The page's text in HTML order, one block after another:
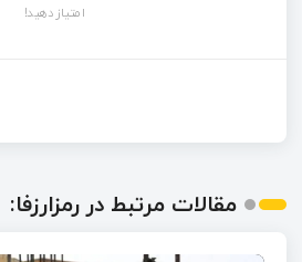
امتیاز دهید!
مقالات مرتبط در رمزارزفا: